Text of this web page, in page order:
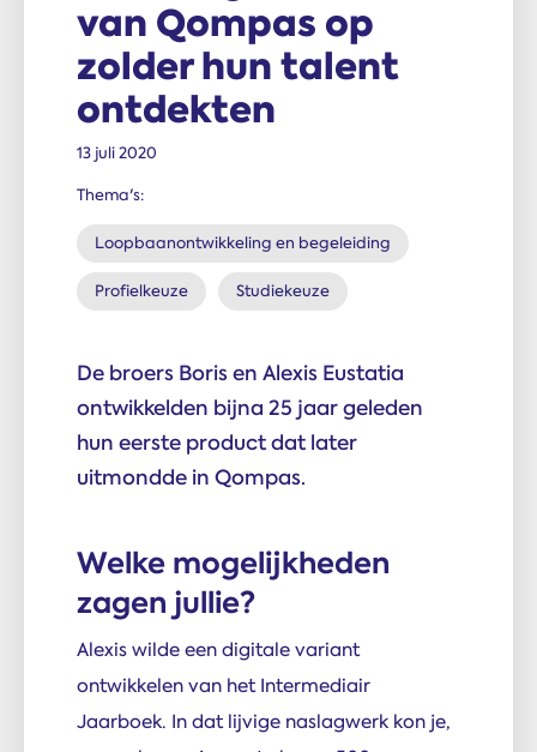
van Qompas op
zolder hun talent
ontdekten
13 juli 2020
Thema's:
Loopbaanontwikkeling en begeleiding
Profielkeuze Studiekeuze
De broers Boris en Alexis Eustatia
ontwikkelden bijna 25 jaar geleden
hun eerste product dat later
uitmondde in Qompas.
Welke mogelijkheden
zagen jullie?
Alexis wilde een digitale variant
ontwikkelen van het Intermediair
Jaarboek. In dat lijvige naslagwerk kon je,